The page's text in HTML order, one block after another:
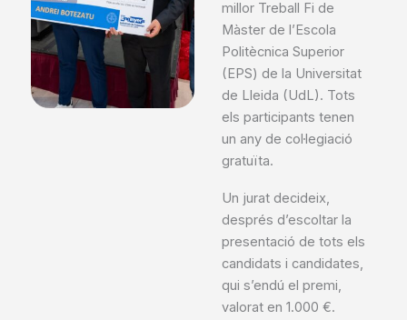
millor Treball Fi de
Màster de l’Escola
Politècnica Superior
(EPS) de la Universitat
de Lleida (UdL). Tots
els participants tenen
un any de col·legiació
gratuïta.
Un jurat decideix,
després d’escoltar la
presentació de tots els
candidats i candidates,
qui s’endú el premi,
valorat en 1.000 €.